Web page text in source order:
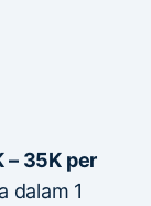
– 35K per
dalam 1